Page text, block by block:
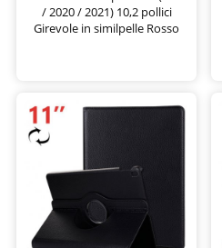
/ 2020 / 2021) 10,2 pollici
Girevole in similpelle Rosso